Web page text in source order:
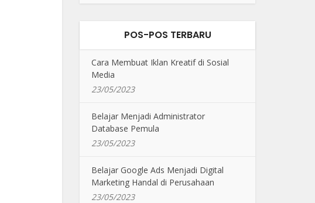
POS-POS TERBARU
Cara Membuat Iklan Kreatif di Sosial
Media
23/05/2023
Belajar Menjadi Administrator
Database Pemula
23/05/2023
Belajar Google Ads Menjadi Digital
Marketing Handal di Perusahaan
23/05/2023